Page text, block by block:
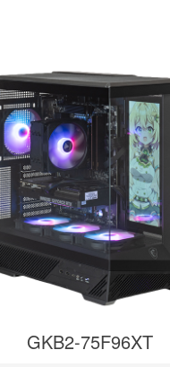
270°パノラマビューが魅せ
優れたモデル
GKB2-75F96XT